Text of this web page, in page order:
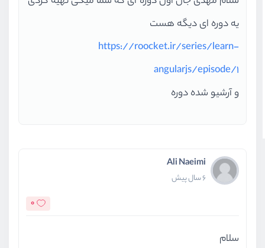
یه دوره ای دیگه هست
https://roocket.ir/series/learn-
angularjs/episode/1
و آرشیو شده دوره
Ali Naeimi
6 سال پیش
0
سلام